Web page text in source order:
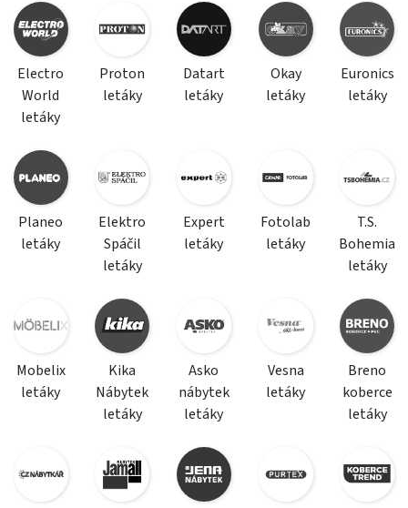
Electro
World
letáky
Proton
letáky
Datart
letáky
Okay
letáky
Euronics
letáky
Planeo
letáky
Elektro
Spáčil
letáky
Expert
letáky
Fotolab
letáky
T.S.
Bohemia
letáky
Mobelix
letáky
Kika
Nábytek
letáky
Asko
nábytek
letáky
Vesna
letáky
Breno
koberce
letáky